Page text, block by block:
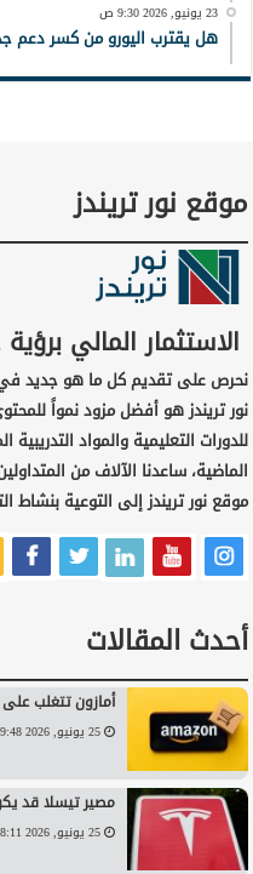
23 يونيو, 2026 9:30 ص
هل يقترب اليورو من كسر دعم جديد؟ 23-
موقع نور تريندز
الاستثمار المالي
نحرص على تقديم كل ما هو جديد في
نور تريندز هو أفضل مزود نمواً
للدورات التعليمية والمواد
الماضية، ساعدنا الآلاف من
موقع نور تريندز إلى التوعية بنشاط
أحدث المقالات
أمازون تتغلب على
25 يونيو, 2026 9:48 م
مصير تيسلا قد
25 يونيو, 2026 8:11 م